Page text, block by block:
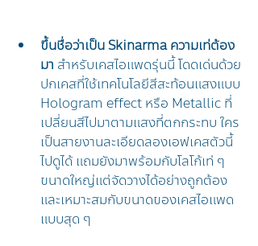
ขึ้นชื่อว่าเป็น Skinarma ความเท่ต้อง
มา สำหรับเคสไอแพดรุ่นนี้ โดดเด่นด้วย
ปกเคสที่ใช้เทคโนโลยีสีสะท้อนแสงแบบ
Hologram effect หรือ Metallic ที่
เปลี่ยนสีไปมาตามแสงที่ตกกระทบ ใคร
เป็นสายงานละเอียดลองเอฟเคสตัวนี้
ไปดูได้ แถมยังมาพร้อมกับโลโก้เท่ ๆ
ขนาดใหญ่แต่จัดวางได้อย่างถูกต้อง
และเหมาะสมกับขนาดของเคสไอแพด
แบบสุด ๆ